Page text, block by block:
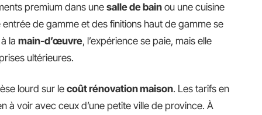
premium dans une salle de bain ou une cuisine
de gamme et des finitions haut de gamme se
la main-d’œuvre, l’expérience se paie, mais elle
ultérieures.
lourd sur le coût rénovation maison. Les tarifs en
à voir avec ceux d’une petite ville de province. À